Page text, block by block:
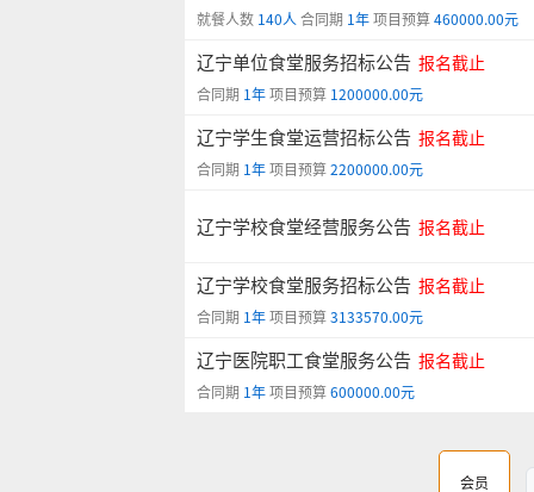
就餐人数 140人 合同期 1年项目预算460000.00元
辽宁单位食堂服务招标公告 报名截止
合同期 1年项目预算 1200000.00元
辽宁学生食堂运营招标公告 报名截止
合同期 1年项目预算2200000.00元
辽宁学校食堂经营服务公告 报名截止
辽宁学校食堂服务招标公告 报名截止
合同期 1年项目预算3133570.00元
辽宁医院职工食堂服务公告 报名截止
合同期 1年项目预算600000.00元
会员